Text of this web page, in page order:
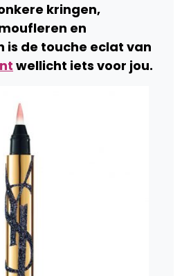
kringen,
en
is de touche eclat van
wellicht iets voor jou.